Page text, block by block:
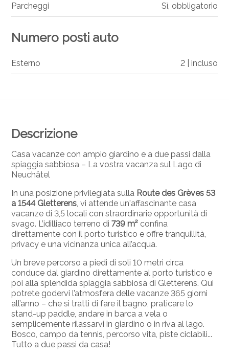
Descrizione
Casa vacanze con ampio giardino e a due passi dalla
spiaggia sabbiosa – La vostra vacanza sul Lago di
Neuchâtel
In una posizione privilegiata sulla Route des Grèves 53
a 1544 Gletterens , vi attende un'affascinante casa
vacanze di 3,5 locali con straordinarie opportunità di
svago. L’idilliaco terreno di739 m² confina
direttamente con il porto turistico e offre tranquillità,
privacy e una vicinanza unica all’acqua.
Un breve percorso a piedi di soli 10 metri circa
conduce dal giardino direttamente al porto turistico e
poi alla splendida spiaggia sabbiosa di Gletterens. Qui
potrete godervi l’atmosfera delle vacanze 365 giorni
all’anno – che si tratti di fare il bagno, praticare lo
stand-up paddle, andare in barca a vela o
semplicemente rilassarvi in giardino o in riva al lago.
Bosco, campo da tennis, percorso vita, piste ciclabili...
Tutto a due passi da casa!
Parcheggi Sì, obbligatorio
Numero posti auto
Esterno 2 | incluso